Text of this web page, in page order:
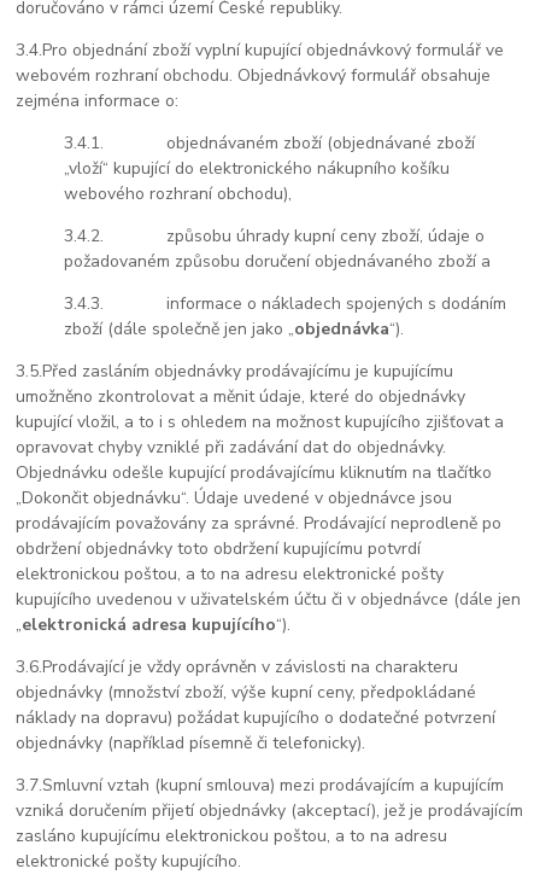
doručováno v rámci území České republiky.
3.4.Pro objednání zboží vyplní kupující objednávkový formulář ve
webovém rozhraní obchodu. Objednávkový formulář obsahuje
zejména informace o:
3.4.1.
objednávaném zboží (objednávané zboží
„vloží“ kupující do elektronického nákupního košíku
webového rozhraní obchodu),
3.4.2.
způsobu úhrady kupní ceny zboží, údaje o
požadovaném způsobu doručení objednávaného zboží a
3.4.3.
informace o nákladech spojených s dodáním
zboží (dále společně jen jako „objednávka“).
3.5.Před zasláním objednávky prodávajícímu je kupujícímu
umožněno zkontrolovat a měnit údaje, které do objednávky
kupující vložil, a to i s ohledem na možnost kupujícího zjišťovat a
opravovat chyby vzniklé při zadávání dat do objednávky.
Objednávku odešle kupující prodávajícímu kliknutím na tlačítko
„Dokončit objednávku“. Údaje uvedené v objednávce jsou
prodávajícím považovány za správné. Prodávající neprodleně po
obdržení objednávky toto obdržení kupujícímu potvrdí
elektronickou poštou, a to na adresu elektronické pošty
kupujícího uvedenou v uživatelském účtu či v objednávce (dále jen
„elektronická adresa kupujícího“).
3.6.Prodávající je vždy oprávněn v závislosti na charakteru
objednávky (množství zboží, výše kupní ceny, předpokládané
náklady na dopravu) požádat kupujícího o dodatečné potvrzení
objednávky (například písemně či telefonicky).
3.7.Smluvní vztah (kupní smlouva) mezi prodávajícím a kupujícím
vzniká doručením přijetí objednávky (akceptací), jež je prodávajícím
zasláno kupujícímu elektronickou poštou, a to na adresu
elektronické pošty kupujícího.